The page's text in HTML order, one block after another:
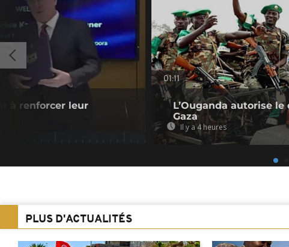
à renforcer leur
01:11
L’Ouganda autorise
Gaza
Il y a 4 heures
PLUS D'ACTUALITÉS